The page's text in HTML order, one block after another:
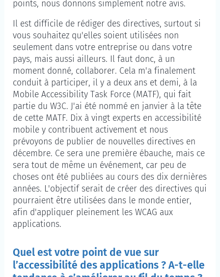
points, nous donnons simplement notre avis.
Il est difficile de rédiger des directives, surtout si
vous souhaitez qu'elles soient utilisées non
seulement dans votre entreprise ou dans votre
pays, mais aussi ailleurs. Il faut donc, à un
moment donné, collaborer. Cela m'a finalement
conduit à participer, il y a deux ans et demi, à la
Mobile Accessibility Task Force (MATF), qui fait
partie du W3C. J'ai été nommé en janvier à la tête
de cette MATF. Dix à vingt experts en accessibilité
mobile y contribuent activement et nous
prévoyons de publier de nouvelles directives en
décembre. Ce sera une première ébauche, mais ce
sera tout de même un événement, car peu de
choses ont été publiées au cours des dix dernières
années. L'objectif serait de créer des directives qui
pourraient être utilisées dans le monde entier,
afin d'appliquer pleinement les WCAG aux
applications.
Quel est votre point de vue sur
l’accessibilité des applications ? A-t-elle